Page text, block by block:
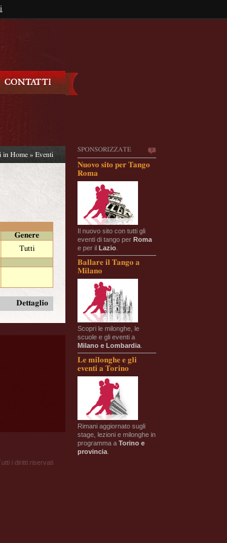
SPONSORIZZATE
Nuovo sito per Tango
Roma
Il nuovo sito con tutti gli
eventi di tango per Roma
e per il Lazio
Ballare il Tango a
Milano
Scopri le milonghe, le
scuole e gli eventi a
Milano e Lombardia
Le milonghe e gli
eventi a Torino
Rimani aggiornato sugli
stage, lezioni e milonghe in
programma a Torino e
provincia
in Home » Eventi
Genere
Tutti
Dettaglio
i diritti riservati